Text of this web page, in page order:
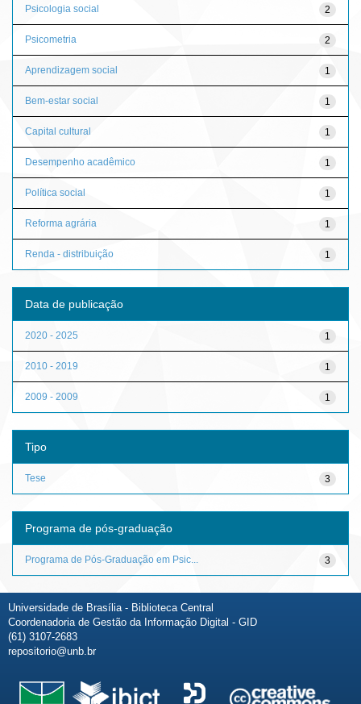
2
Psicologia social
2
Psicometria
1
Aprendizagem social
1
Bem-estar social
1
Capital cultural
1
Desempenho acadêmico
1
Política social
1
Reforma agrária
1
Renda - distribuição
Data de publicação
1
2020 - 2025
1
2010 - 2019
1
2009 - 2009
Tipo
3
Tese
Programa de pós-graduação
3
Programa de Pós-Graduação em Psic...
Universidade de Brasília - Biblioteca Central
Coordenadoria de Gestão da Informação Digital - GID
(61) 3107-2683
repositorio@unb.br